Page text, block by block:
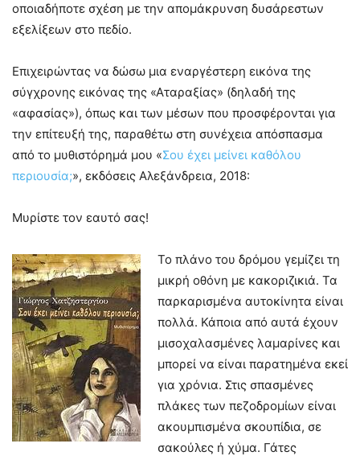
οποιαδήποτε σχέση με την απομάκρυνση δυσάρεστων
εξελίξεων στο πεδίο.
Επιχειρώντας να δώσω μια εναργέστερη εικόνα της
σύγχρονης εικόνας της «Αταραξίας» (δηλαδή της
«αφασίας»), όπως και των μέσων που προσφέρονται για
την επίτευξή της, παραθέτω στη συνέχεια απόσπασμα
από το μυθιστόρημά μου «Σου έχει μείνει καθόλου
περιουσία;», εκδόσεις Αλεξάνδρεια, 2018:
Μυρίστε τον εαυτό σας!
Το πλάνο του δρόμου γεμίζει τη
μικρή οθόνη με κακοριζικιά. Τα
παρκαρισμένα αυτοκίνητα είναι
πολλά. Κάποια από αυτά έχουν
μισοχαλασμένες λαμαρίνες και
μπορεί να είναι παρατημένα εκεί
για χρόνια. Στις σπασμένες
πλάκες των πεζοδρομίων είναι
ακουμπισμένα σκουπίδια, σε
σακούλες ή χύμα. Γάτες